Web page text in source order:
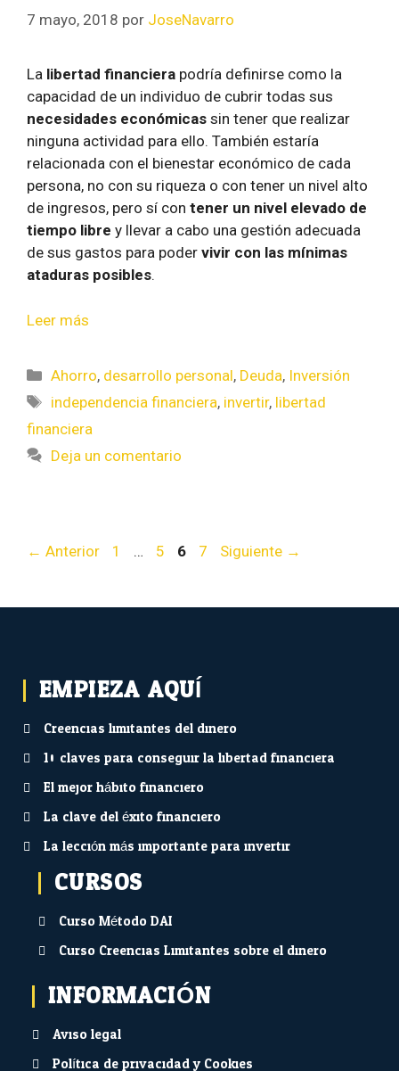
7 mayo, 2018 por JoseNavarro
La libertad financiera podría definirse como la
capacidad de un individuo de cubrir todas sus
necesidades económicas sin tener que realizar
ninguna actividad para ello. También estaría
relacionada con el bienestar económico de cada
persona, no con su riqueza o con tener un nivel alto
de ingresos, pero sí con tener un nivel elevado de
tiempo libre y llevar a cabo una gestión adecuada
de sus gastos para poder vivir con las mínimas
ataduras posibles.
Leer más
Ahorro, desarrollo personal, Deuda, Inversión
independencia financiera, invertir, libertad
financiera
Deja un comentario
← Anterior 1 … 5 6 7 Siguiente →
EMPIEZA AQUÍ...
Creencias limitantes del dinero
10 claves para conseguir la libertad financiera
El mejor hábito financiero
La clave del éxito financiero
La lección más importante para invertir
CURSOS
Curso Método DAI
Curso Creencias Limitantes sobre el dinero
INFORMACIÓN
Aviso legal
Política de privacidad y Cookies